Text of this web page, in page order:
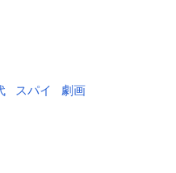
スパイ 劇画